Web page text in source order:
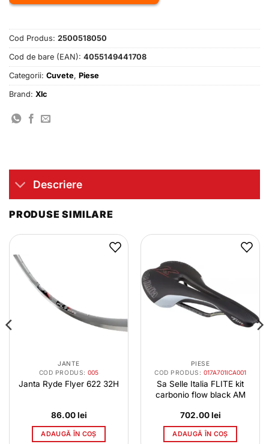
Cod Produs: 2500518050
Cod de bare (EAN): 4055149441708
Categorii: Cuvete, Piese
Brand: Xlc
Descriere
PRODUSE SIMILARE
JANTE
COD PRODUS:005
Janta Ryde Flyer 622 32H
86.00lei
ADAUGĂ ÎN COȘ
PIESE
COD PRODUS: 017A701ICA001
Sa Selle Italia FLITE kit
carbonio flow black AM
702.00lei
ADAUGĂ ÎN COȘ